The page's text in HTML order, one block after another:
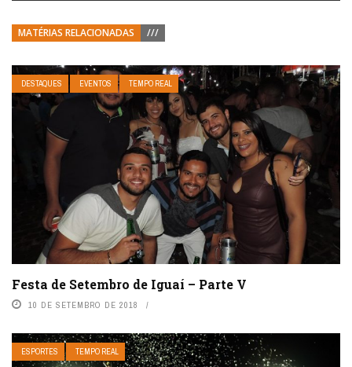
MATÉRIAS RELACIONADAS ///
DESTAQUES EVENTOS TEMPO REAL
Festa de Setembro de Iguaí – Parte V
10 DE SETEMBRO DE 2018
ESPORTES TEMPO REAL